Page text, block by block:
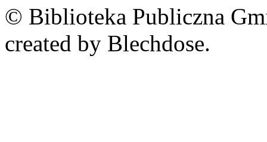
© Biblioteka Publiczna
created by Blechdose.